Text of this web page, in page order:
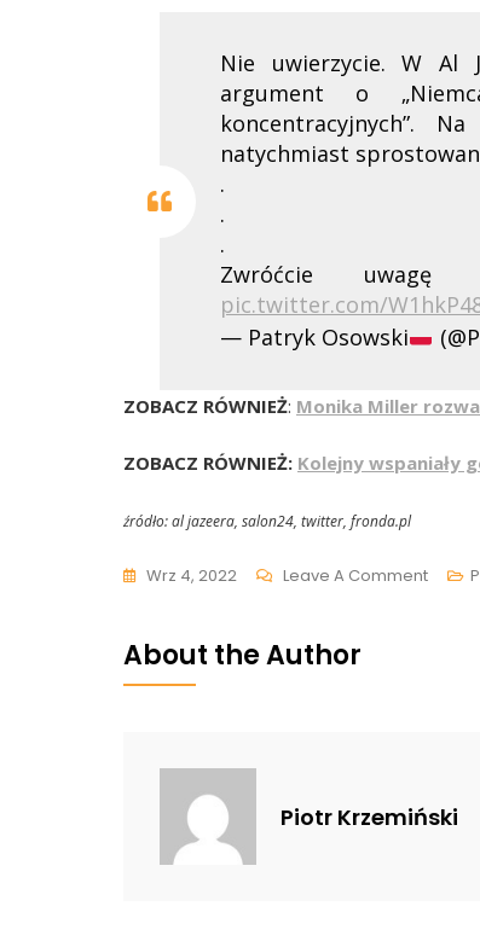
Nie uwierzycie. W Al
argument o
koncentracyjnych”.
natychmiast
.
.
.
Zwróćcie
pic.twitter.com/
— Patryk Osowski
ZOBACZ RÓWNIEŻ: Monika Miller
ZOBACZ RÓWNIEŻ: Kolejny wspaniały
źródło: al jazeera, salon24, twitter, fronda.pl
Wrz 4, 2022 Leave A CommentOn
About the Author
Piotr Krzemiński